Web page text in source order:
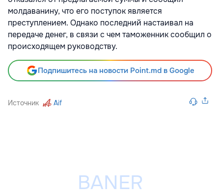
молдаванину, что его поступок является
преступлением. Однако последний настаивал на
передаче денег, в связи с чем таможенник сообщил о
происходящем руководству.
Подпишитесь на новости Point.md в Google
Источник Aif